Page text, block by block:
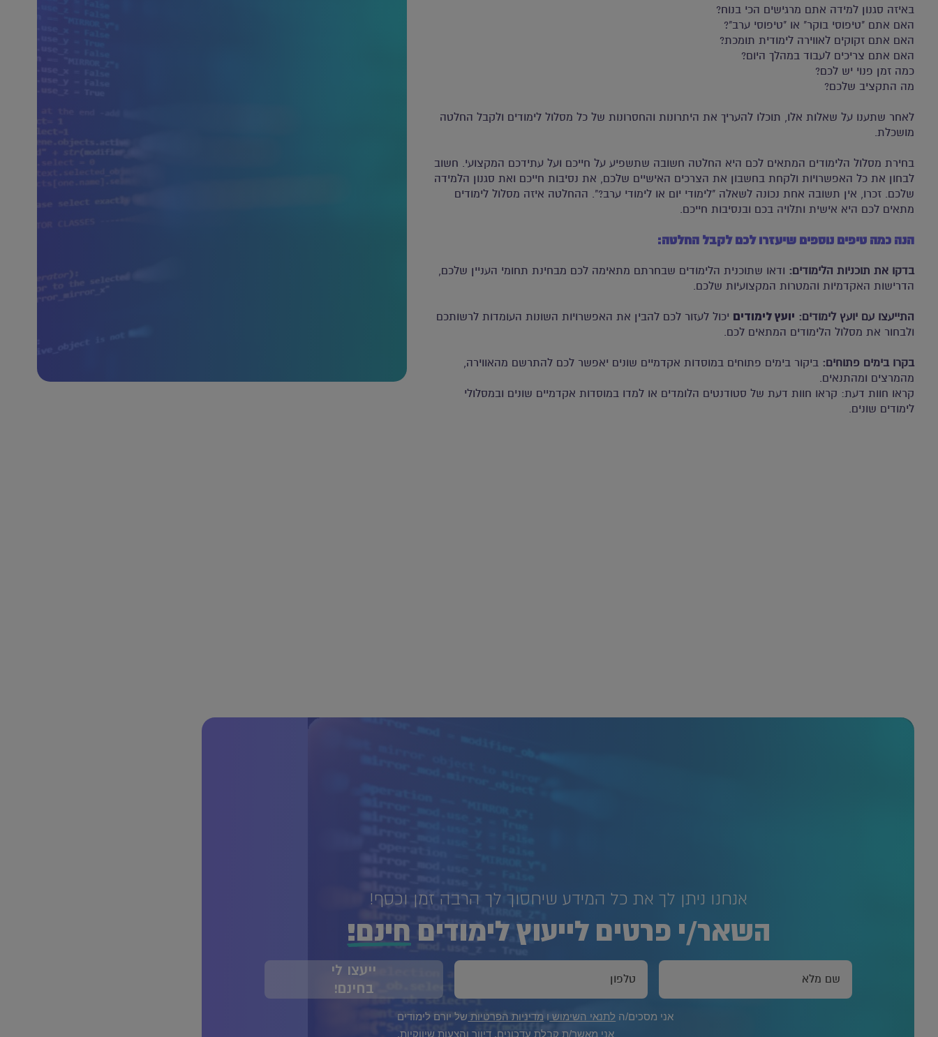
באיזה סגנון למידה אתם מרגישים הכי בנוח?
האם אתם "טיפוסי בוקר" או "טיפוסי ערב"?
האם אתם זקוקים לאווירה לימודית תומכת?
האם אתם צריכים לעבוד במהלך היום?
כמה זמן פנוי יש לכם?
מה התקציב שלכם?
לאחר שתענו על שאלות אלו, תוכלו להעריך את היתרונות והחסרונות של כל מסלול לימודים ולקבל החלטה
מושכלת.
בחירת מסלול הלימודים המתאים לכם היא החלטה חשובה שתשפיע על חייכם ועל עתידכם המקצועי. חשוב
לבחון את כל האפשרויות ולקחת בחשבון את הצרכים האישיים שלכם, את נסיבות חייכם ואת סגנון הלמידה
שלכם. זכרו, אין תשובה אחת נכונה לשאלה "לימודי יום או לימודי ערב?". ההחלטה איזה מסלול לימודים
מתאים לכם היא אישית ותלויה בכם ובנסיבות חייכם.
הנה כמה טיפים נוספים שיעזרו לכם לקבל החלטה:
בדקו את תוכניות הלימודים: ודאו שתוכנית הלימודים שבחרתם מתאימה לכם מבחינת תחומי העניין שלכם,
הדרישות האקדמיות והמטרות המקצועיות שלכם.
התייעצו עם יועץ לימודים: יועץ לימודים יכול לעזור לכם להבין את האפשרויות השונות העומדות לרשותכם
ולבחור את מסלול הלימודים המתאים לכם.
בקרו בימים פתוחים: ביקור בימים פתוחים במוסדות אקדמיים שונים יאפשר לכם להתרשם מהאווירה,
מהמרצים ומהתנאים.
קראו חוות דעת: קראו חוות דעת של סטודנטים הלומדים או למדו במוסדות אקדמיים שונים ובמסלולי
לימודים שונים.
אנחנו ניתן לך את כל המידע שיחסוך לך הרבה זמן וכסף!
השאר/י פרטים לייעוץ לימודים חינם!
ייעצו לי
בחינם!
אני מסכים/ה לתנאי השימוש ו מדיניות הפרטיות של יורם לימודים
אני מאשר/ת קבלת עדכונים, דיוור והצעות שיווקיות.